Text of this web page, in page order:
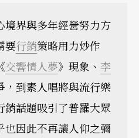
境界與多年經營努力方
要行銷策略用力炒作
交響情人夢》現象、 李
，到素人唱將與流行樂
銷話題吸引了普羅大眾
也因此不再讓人仰之彌